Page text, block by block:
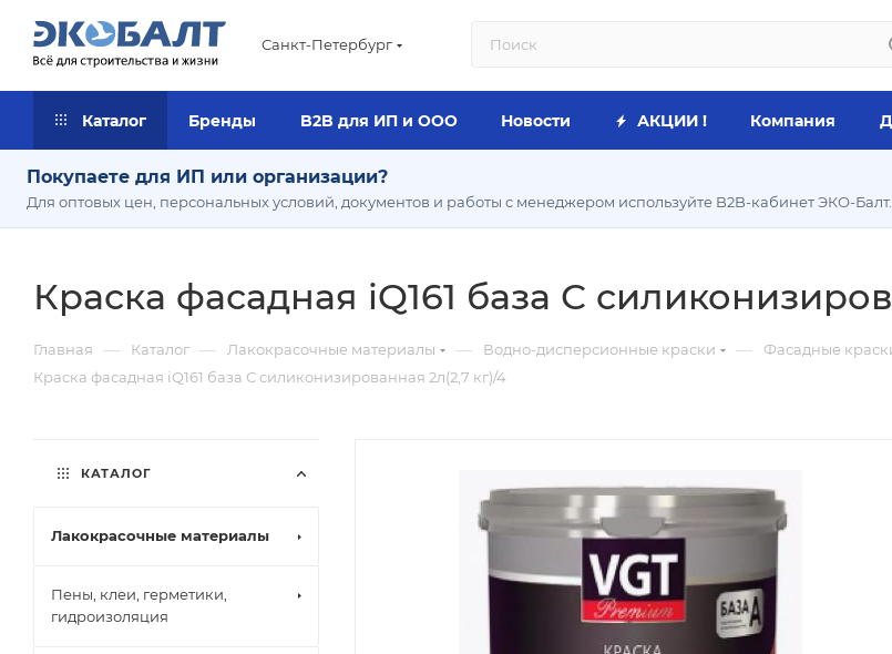
Санкт-Петербург
Каталог Бренды B2B для ИП и ООО Новости АКЦИИ ! Компания
Покупаете для ИП или организации?
Для оптовых цен, персональных условий, документов и работы с менеджером используйте B2B-кабинет ЭКО-Балт.
Краска фасадная iQ161 база С
Главная — Каталог — Лакокрасочные материалы — Водно-дисперсионные краски — Фасадные
Краска фасадная iQ161 база С силиконизированная 2л(2,7 кг)/4
КАТАЛОГ
Лакокрасочные материалы
Пены, клеи, герметики,
гидроизоляция